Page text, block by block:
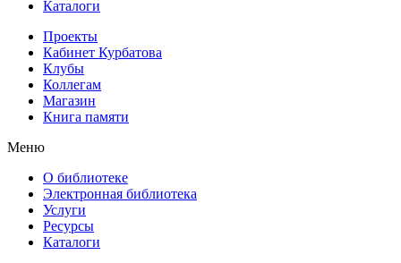
Каталоги
Проекты
Кабинет Курбатова
Клубы
Коллегам
Магазин
Книга памяти
Меню
О библиотеке
Электронная библиотека
Услуги
Ресурсы
Каталоги